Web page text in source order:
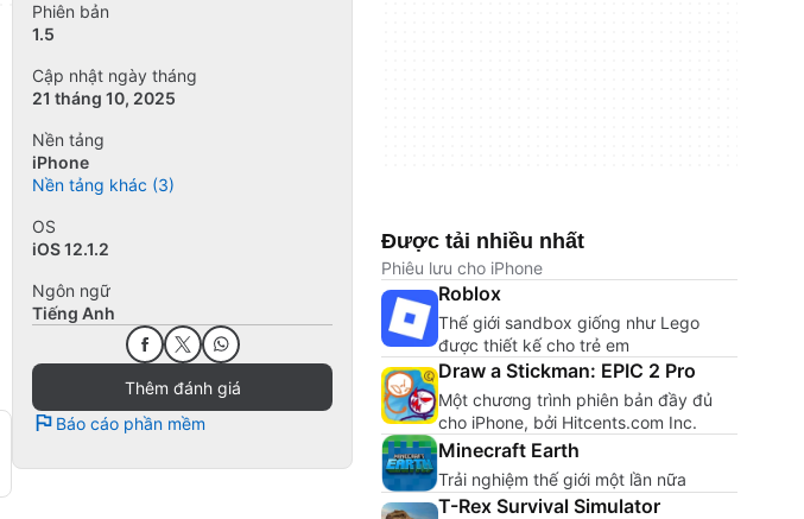
Phiên bản
1.5
Cập nhật ngày tháng
21 tháng 10, 2025
Nền tảng
iPhone
Nền tảng khác (3)
OS
iOS 12.1.2
Ngôn ngữ
Tiếng Anh
Thêm đánh giá
Báo cáo phần mềm
Được tải nhiều nhất
Phiêu lưu cho iPhone
Roblox
Thế giới sandbox giống như Lego
được thiết kế cho trẻ em
Draw a Stickman: EPIC 2 Pro
Một chương trình phiên bản đầy đủ
cho iPhone, bởi Hitcents.com Inc.
Minecraft Earth
Trải nghiệm thế giới một lần nữa
T-Rex Survival Simulator